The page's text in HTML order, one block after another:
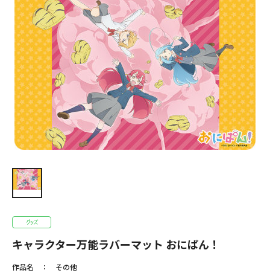
キャラクター万能ラバーマット おにぱん！
作品名
その他